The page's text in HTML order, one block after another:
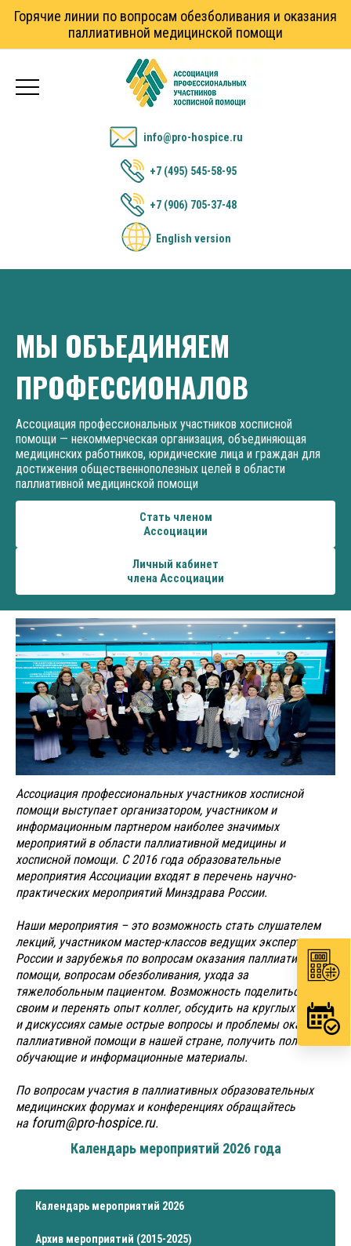
Горячие линии по вопросам обезболивания и оказания
паллиативной медицинской помощи
info@pro-hospice.ru
+7 (495) 545-58-95
+7 (906) 705-37-48
English version
МЫ ОБЪЕДИНЯЕМ
ПРОФЕССИОНАЛОВ
Ассоциация профессиональных участников хосписной
помощи — некоммерческая организация, объединяющая
медицинских работников, юридические лица и граждан для
достижения общественнополезных целей в области
паллиативной медицинской помощи
Стать членом
Ассоциации
Личный кабинет
члена Ассоциации
Ассоциация профессиональных участников хосписной
помощи выступает организатором, участником и
информационным партнером наиболее значимых
мероприятий в области паллиативной медицины и
хосписной помощи. С 2016 года образовательные
мероприятия Ассоциации входят в перечень научно-
практических мероприятий Минздрава России.
Наши мероприятия – это возможность стать слушателем
лекций, участником мастер-классов ведущих экспертов
России и зарубежья по вопросам оказания паллиативной
помощи, вопросам обезболивания, ухода за
тяжелобольным пациентом. Возможность поделиться
своим и перенять опыт коллег, обсудить на круглых столах
и дискуссиях самые острые вопросы и проблемы оказания
паллиативной помощи в нашей стране, получить полезные
обучающие и информационные материалы.
По вопросам участия в паллиативных образовательных
медицинских форумах и конференциях обращайтесь
на forum@pro-hospice.ru.
Календарь мероприятий 2026 года
Календарь мероприятий 2026
Архив мероприятий (2015-2025)